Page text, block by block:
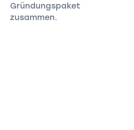
Gründungspaket
zusammen.